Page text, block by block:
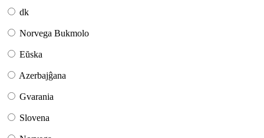
dk
Norvega Bukmolo
Eŭska
Azerbajĝana
Gvarania
Slovena